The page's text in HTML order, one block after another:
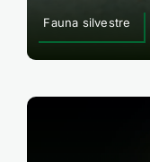
Fauna silvestre